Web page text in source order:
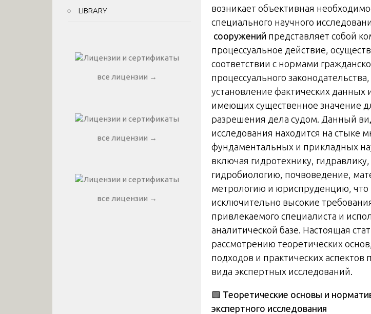
возникает объективная
специального научного
сооружений представляет собой
процессуальное действие,
соответствии с нормами
процессуального
установление фактических данных
имеющих существенное значение
разрешения дела судом. Данный
исследования находится на стыке
фундаментальных и прикладных
включая гидротехнику,
гидробиологию, почвоведение,
метрологию и юриспруденцию, что
исключительно высокие
привлекаемого специалиста и
аналитической базе. Настоящая
рассмотрению теоретических
подходов и практических аспектов
вида экспертных исследований.
🟩 Теоретические основы и
экспертного исследования
LIBRARY
все лицензии →
все лицензии →
все лицензии →